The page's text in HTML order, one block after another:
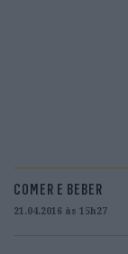
COMER E BEBER
21.04.2016 às 15h27